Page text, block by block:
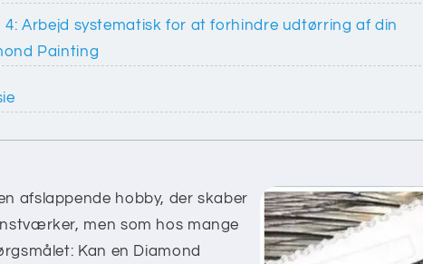
4: Arbejd systematisk for at forhindre udtørring af din
Painting
afslappende hobby, der skaber
men som hos mange
Kan en Diamond